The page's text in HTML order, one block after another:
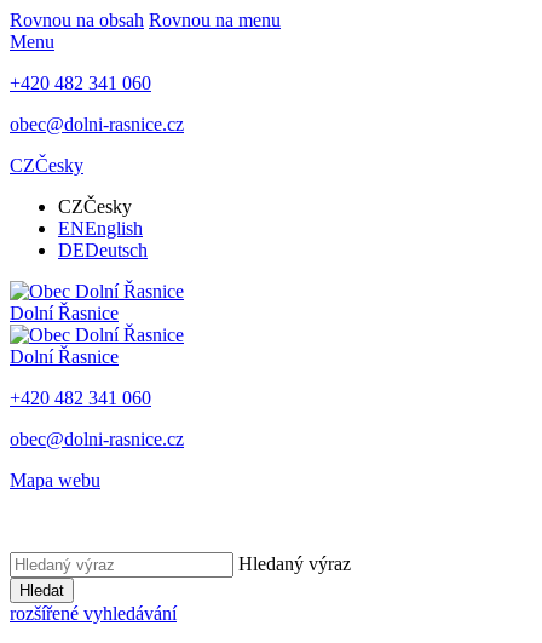
Rovnou na obsah Rovnou na menu
Menu
+420 482 341 060
obec@dolni-rasnice.cz
CZČesky
CZČesky
ENEnglish
DEDeutsch
Dolní Řasnice
Dolní Řasnice
+420 482 341 060
obec@dolni-rasnice.cz
Mapa webu
Hledaný výraz
Hledat
rozšířené vyhledávání